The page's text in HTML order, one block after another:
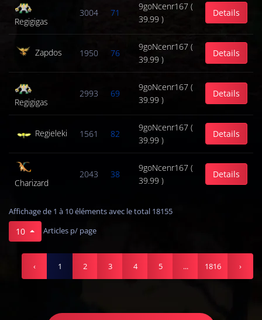
Regigigas
3004 71
9goNcenr167 (
39.99 )
Details
Zapdos 1950 76
9goNcenr167 (
39.99 )
Details
Regigigas
2993 69
9goNcenr167 (
39.99 )
Details
Regieleki 1561 82
9goNcenr167 (
39.99 )
Details
Charizard
2043 38
9goNcenr167 (
39.99 )
Details
Affichage de 1 à 10 éléments avec le total 18155
10 Articles p/ page
‹ 1 2 3 4 5 ... 1816 ›